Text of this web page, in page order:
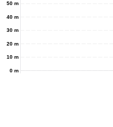
0 m
10 m
20 m
30 m
40 m
50 m